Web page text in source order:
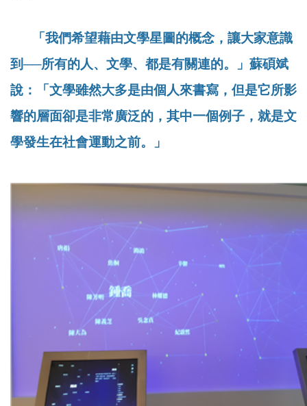
「我們希望藉由文學星圖的概念，讓大家意識
到──所有的人、文學、都是有關連的。」蘇碩斌
說：「文學雖然大多是由個人來書寫，但是它所影
響的層面卻是非常廣泛的，其中一個例子，就是文
學發生在社會運動之前。」